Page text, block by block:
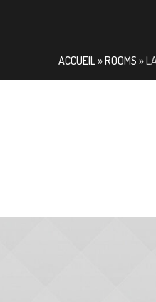
ACCUEIL»ROOMS »